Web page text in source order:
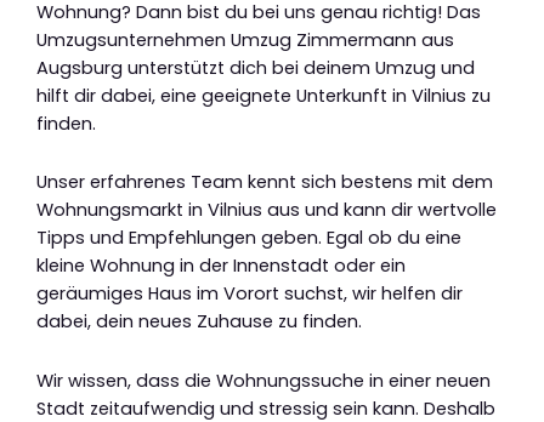
Wohnung? Dann bist du bei uns genau richtig! Das
Umzugsunternehmen Umzug Zimmermann aus
Augsburg unterstützt dich bei deinem Umzug und
hilft dir dabei, eine geeignete Unterkunft in Vilnius zu
finden.
Unser erfahrenes Team kennt sich bestens mit dem
Wohnungsmarkt in Vilnius aus und kann dir wertvolle
Tipps und Empfehlungen geben. Egal ob du eine
kleine Wohnung in der Innenstadt oder ein
geräumiges Haus im Vorort suchst, wir helfen dir
dabei, dein neues Zuhause zu finden.
Wir wissen, dass die Wohnungssuche in einer neuen
Stadt zeitaufwendig und stressig sein kann. Deshalb